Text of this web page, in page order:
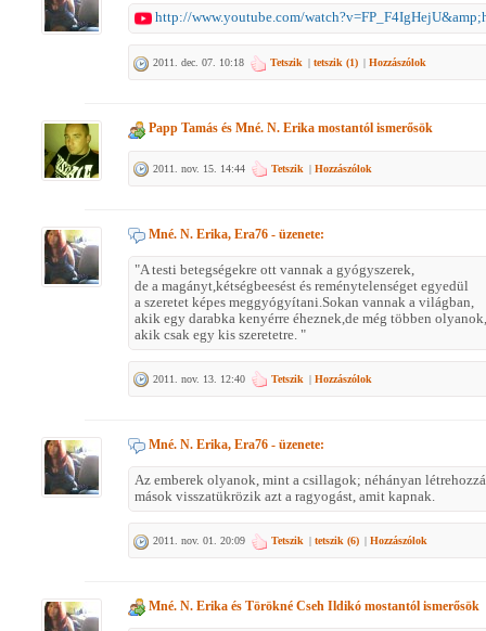
http://www.youtube.com/
2011. dec. 07. 10:18 Tetszik | tetszik (1) | Hozzászólok
Papp Tamás és Mné. N. Erika mostantól ismerősök
2011. nov. 15. 14:44 Tetszik | Hozzászólok
Mné. N. Erika, Era76 - üzenete:
"A testi betegségekre ott vannak a gyógyszerek,
de a magányt,kétségbeesést és reménytelenséget egyedül
a szeretet képes meggyógyítani.Sokan vannak a világban,
akik egy darabka kenyérre éheznek,de még többen olyanok,
akik csak egy kis szeretetre. "
2011. nov. 13. 12:40 Tetszik | Hozzászólok
Mné. N. Erika, Era76 - üzenete:
Az emberek olyanok, mint a csillagok; néhányan
mások visszatükrözik azt a ragyogást, amit kapnak.
2011. nov. 01. 20:09 Tetszik | tetszik (6) | Hozzászólok
Mné. N. Erika és Törökné Cseh Ildikó mostantól ismerősök